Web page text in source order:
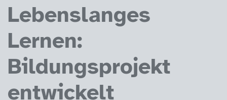
Lebenslanges
Lernen:
Bildungsprojekt
entwickelt